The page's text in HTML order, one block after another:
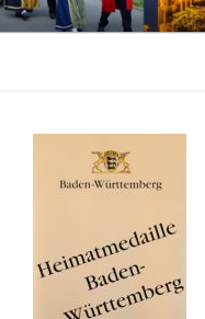
Zum
Inhalt
ARBEITSKREIS